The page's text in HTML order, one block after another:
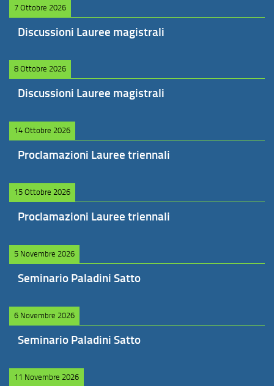
7 Ottobre 2026
Discussioni Lauree magistrali
8 Ottobre 2026
Discussioni Lauree magistrali
14 Ottobre 2026
Proclamazioni Lauree triennali
15 Ottobre 2026
Proclamazioni Lauree triennali
5 Novembre 2026
Seminario Paladini Satto
6 Novembre 2026
Seminario Paladini Satto
11 Novembre 2026